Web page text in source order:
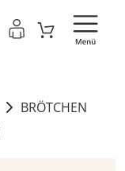
BRÖTCHEN